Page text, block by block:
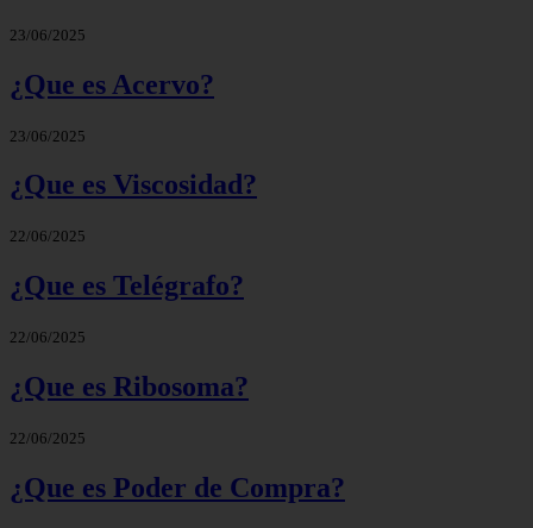
23/06/2025
¿Que es Acervo?
23/06/2025
¿Que es Viscosidad?
22/06/2025
¿Que es Telégrafo?
22/06/2025
¿Que es Ribosoma?
22/06/2025
¿Que es Poder de Compra?